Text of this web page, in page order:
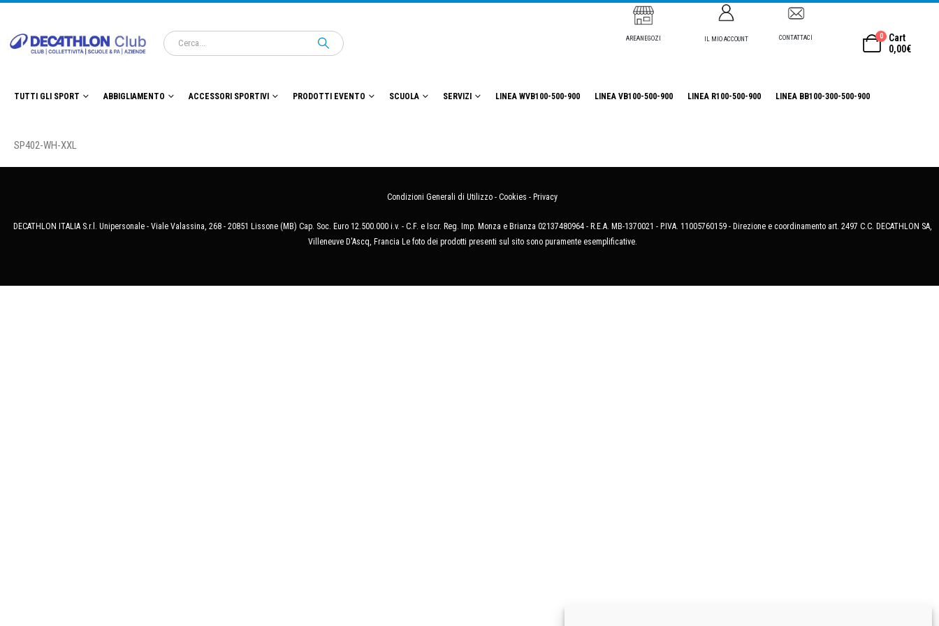
AREANEGOZI IL MIO ACCOUNT CONTATTACI 0
Cart
0,00€
TUTTI GLI SPORT ABBIGLIAMENTO ACCESSORI SPORTIVI PRODOTTI EVENTO SCUOLA SERVIZI LINEA WVB100-500-900 LINEA VB100-500-900 LINEA R100-500-900 LINEA BB100-300-500-900
SP402-WH-XXL
Condizioni Generali di Utilizzo - Cookies - Privacy
DECATHLON ITALIA S.r.l. Unipersonale - Viale Valassina, 268 - 20851 Lissone (MB) Cap. Soc. Euro 12.500.000 i.v. - C.F. e Iscr. Reg. Imp. Monza e Brianza 02137480964 - R.E.A. MB-1370021 - P.IVA. 11005760159 - Direzione e coordinamento art. 2497 C.C. DECATHLON SA,
Villeneuve D'Ascq, Francia Le foto dei prodotti presenti sul sito sono puramente esemplificative.